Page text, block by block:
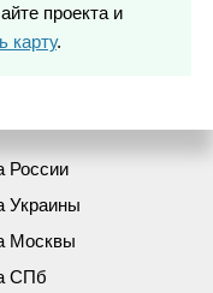
проекта и
карту.
России
Украины
Москвы
СПб